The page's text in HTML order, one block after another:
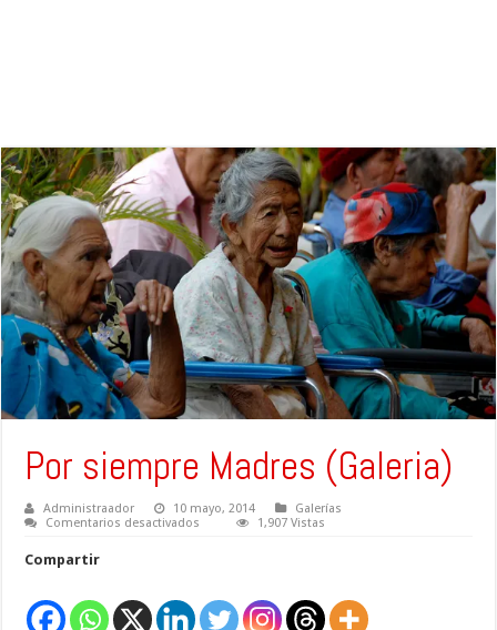
Por siempre Madres (Galeria)
Administraador 10 mayo, 2014
Galerías
Comentarios desactivados
1,907 Vistas
Compartir